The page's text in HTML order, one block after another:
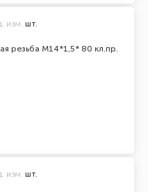
резьба M14*1,5* 80 кл.пр.
изм. шт.
изм. шт.